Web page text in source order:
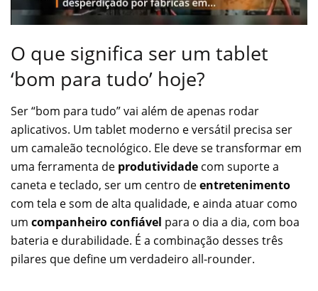
O que significa ser um tablet
‘bom para tudo’ hoje?
Ser “bom para tudo” vai além de apenas rodar
aplicativos. Um tablet moderno e versátil precisa ser
um camaleão tecnológico. Ele deve se transformar em
uma ferramenta de produtividade com suporte a
caneta e teclado, ser um centro deentretenimento
com tela e som de alta qualidade, e ainda atuar como
um companheiro confiável para o dia a dia, com boa
bateria e durabilidade. É a combinação desses três
pilares que define um verdadeiro all-rounder.